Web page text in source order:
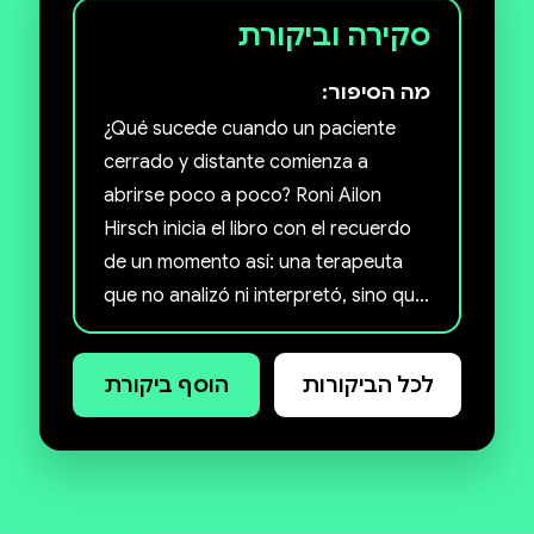
סקירה וביקורת
מה הסיפור:
¿Qué sucede cuando un paciente
cerrado y distante comienza a
abrirse poco a poco? Roni Ailon
Hirsch inicia el libro con el recuerdo
de un momento así: una terapeuta
que no analizó ni interpretó, sino que
simplemente estuvo presente, cálida
y auténtica. De este momento nació
el libro.
לכל הביקורות הוסף ביקורת